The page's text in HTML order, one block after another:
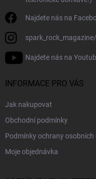
Najdete nás na
Najdete nás na
INFORMACE PRO VÁS
Jak nakupovat
Obchodní podmínky
Podmínky ochrany osobních
Moje objednávka